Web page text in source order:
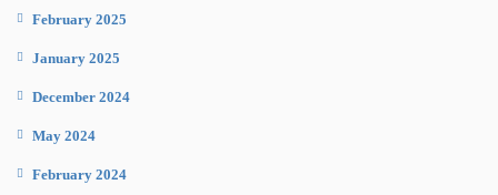
February 2025
January 2025
December 2024
May 2024
February 2024